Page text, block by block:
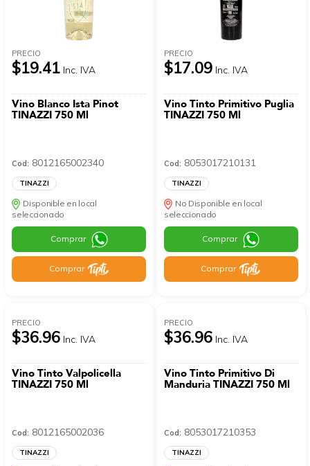
PRECIO
$19.41 Inc. IVA
Vino Blanco Ista Pinot
TINAZZI 750 Ml
Cod: 8012165002340
TINAZZI
Disponible en local
seleccionado
Comprar
Comprar
PRECIO
$17.09 Inc. IVA
Vino Tinto Primitivo Puglia
TINAZZI 750 Ml
Cod: 8053017210131
TINAZZI
No Disponible en local
seleccionado
Comprar
Comprar
PRECIO
$36.96 Inc. IVA
Vino Tinto Valpolicella
TINAZZI 750 Ml
Cod: 8012165002036
TINAZZI
PRECIO
$36.96 Inc. IVA
Vino Tinto Primitivo Di
Manduria TINAZZI 750 Ml
Cod: 8053017210353
TINAZZI